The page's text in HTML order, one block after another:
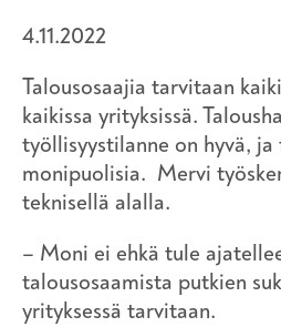
4.11.2022
Talousosaajia tarvitaan
kaikissa yrityksissä.
työllisyystilanne on hyvä,
monipuolisia. Mervi
teknisellä alalla.
– Moni ei ehkä tule
talousosaamista putkien
yrityksessä tarvitaan.